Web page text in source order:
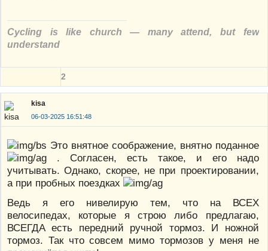
Cycling is like church — many attend, but few
understand
2
kisa
06-03-2025 16:51:48
Это внятное соображение, внятно поданное
. Согласен, есть такое, и его надо
учитывать. Однако, скорее, не при проектировании,
а при пробных поездках
Ведь я его нивелирую тем, что на ВСЕХ
велосипедах, которые я строю либо предлагаю,
ВСЕГДА есть передний ручной тормоз. И ножной
тормоз. Так что совсем мимо тормозов у меня не